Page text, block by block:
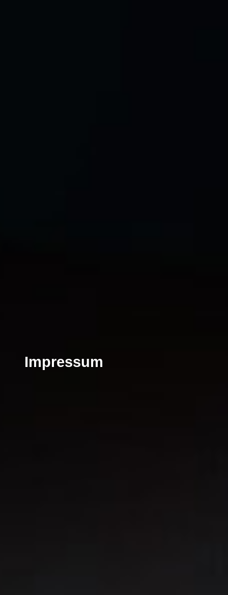
Impressum